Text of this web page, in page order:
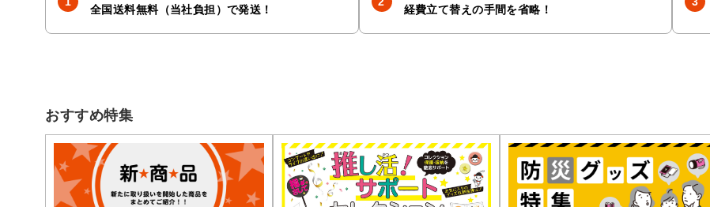
全国送料無料（当社負担）で発送！
経費立て替えの手間を省略！
おすすめ特集